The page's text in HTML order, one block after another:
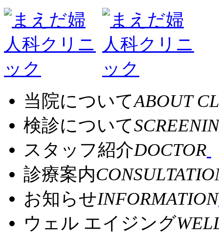
当院についてABOUT
検診について
スタッフ紹介DOCTOR
診療案内
お知らせINFORMATION
ウェル エイジング